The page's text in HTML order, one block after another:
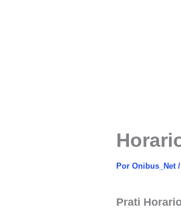
Por Onibus_Net /
Prati